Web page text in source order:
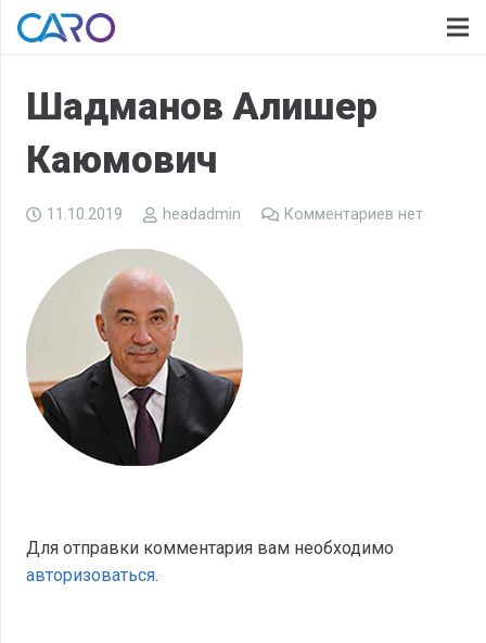
Шадманов Алишер
Каюмович
11.10.2019 headadmin Комментариев нет
Для отправки комментария вам необходимо
авторизоваться.